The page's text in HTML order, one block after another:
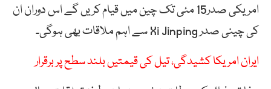
امریکی صدر15 مئی تک چین میں قیام کریں گے اس دوران ان
کی چینی صدرXi Jinpingسے اہم ملاقات بھی ہوگی۔
ایران امریکا کشیدگی، تیل کی قیمتیں بلند سطح پر برقرار